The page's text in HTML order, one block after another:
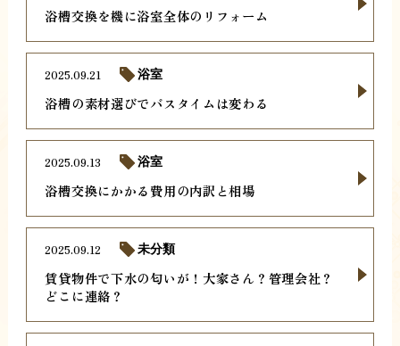
浴槽交換を機に浴室全体のリフォーム
浴槽の素材選びでバスタイムは変わる
2025.09.21 浴室
浴槽交換にかかる費用の内訳と相場
2025.09.13 浴室
賃貸物件で下水の匂いが！大家さん？管理会社？
どこに連絡？
2025.09.12 未分類